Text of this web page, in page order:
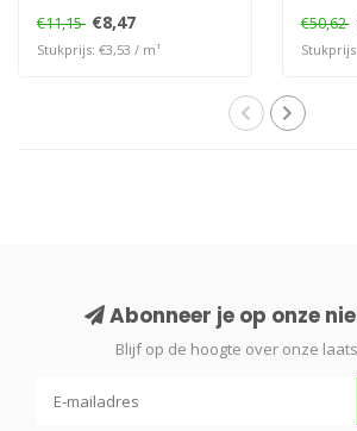
€11,15 €8,47
Stukprijs: €3,53 / m¹
€50,62
Abonneer je op onze
Blijf op de hoogte over onze